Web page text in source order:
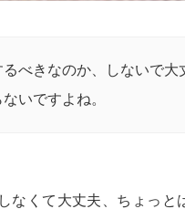
べきなのか、しないで大
いですよね。
なくて大丈夫、ちょっと